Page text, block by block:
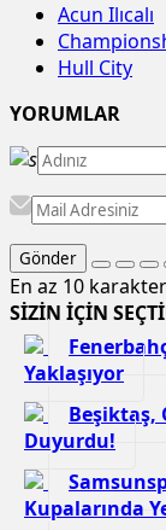
Acun Ilıcalı
Hull City
YORUMLAR
Gönder
En az 10
SİZİN İÇİN
Yaklaşıyor
Beşiktaş,
Duyurdu!
Kupalarında